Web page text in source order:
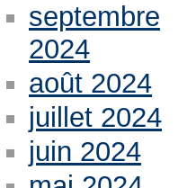
septembre
2024
août 2024
juillet 2024
juin 2024